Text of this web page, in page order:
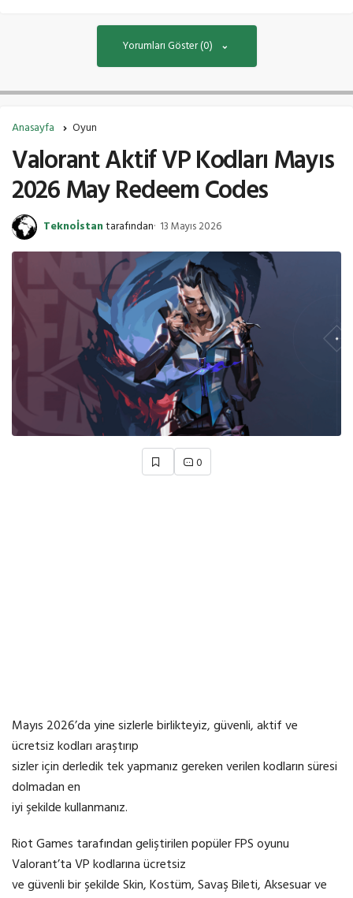
Yorumları Göster (0)
Anasayfa Oyun
Valorant Aktif VP Kodları Mayıs
2026 May Redeem Codes
Teknoİstantarafından 13 Mayıs 2026
0
Mayıs 2026’da yine sizlerle birlikteyiz, güvenli, aktif ve
ücretsiz kodları araştırıp
sizler için derledik tek yapmanız gereken verilen kodların süresi
dolmadan en
iyi şekilde kullanmanız.
Riot Games tarafından geliştirilen popüler FPS oyunu
Valorant’ta VP kodlarına ücretsiz
ve güvenli bir şekilde Skin, Kostüm, Savaş Bileti, Aksesuar ve